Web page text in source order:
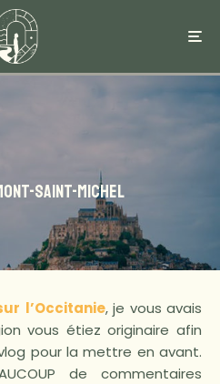
Saint-Michel
l’Occitanie, je vous avais
vous étiez originaire afin
pour la mettre en avant.
de commentaires